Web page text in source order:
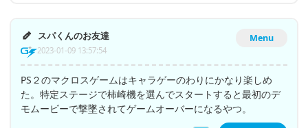
Menu
スパくんのお友達
2023-01-09 13:57:54
PS２のマクロスゲームはキャラゲーのわりにかなり楽しめ
た。特定ステージで柿崎機を選んでスタートすると最初のデ
モムービーで撃墜されてゲームオーバーになるやつ。